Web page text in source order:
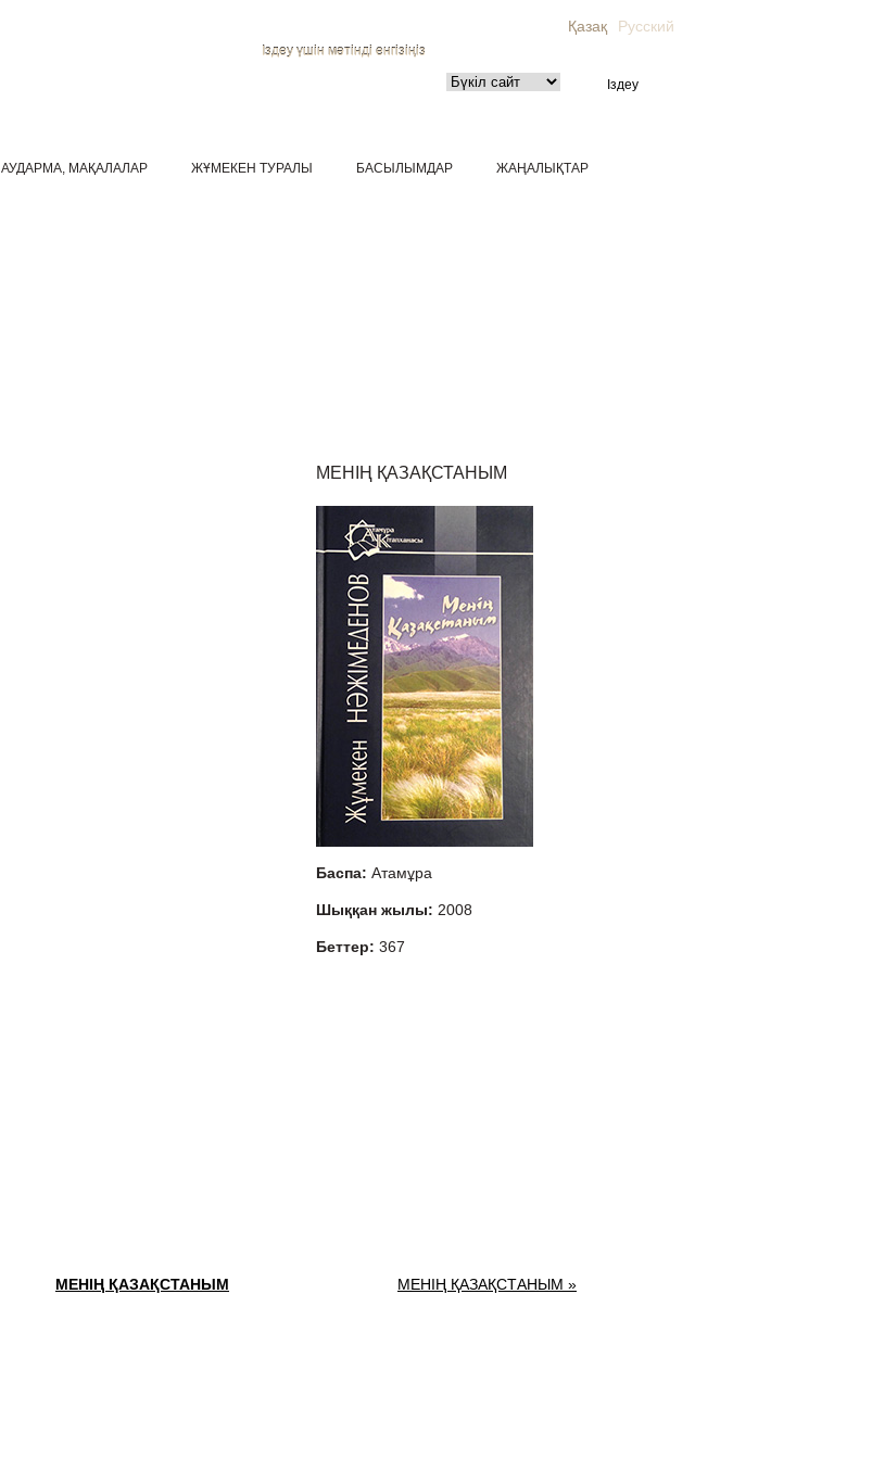
Қазақ Русский
Іздеу үшін мәтінді енгізіңіз
АУДАРМА, МАҚАЛАЛАР ЖҰМЕКЕН ТУРАЛЫ БАСЫЛЫМДАР ЖАҢАЛЫҚТАР
МЕНІҢ ҚАЗАҚСТАНЫМ
Баспа: Атамұра
Шыққан жылы: 2008
Беттер: 367
МЕНІҢ ҚАЗАҚСТАНЫМ МЕНІҢ ҚАЗАҚСТАНЫМ »